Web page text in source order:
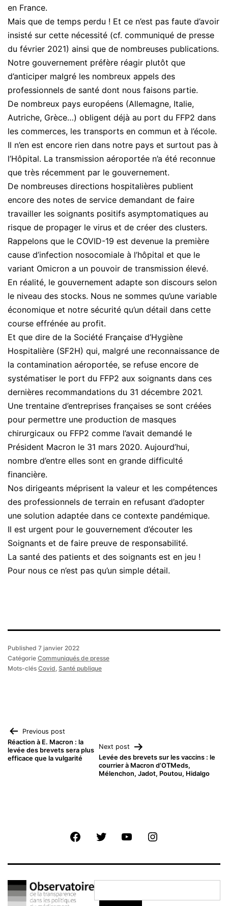
en France.
Mais que de temps perdu ! Et ce n’est pas faute d’avoir
insisté sur cette nécessité (cf. communiqué de presse
du février 2021) ainsi que de nombreuses publications.
Notre gouvernement préfère réagir plutôt que
d’anticiper malgré les nombreux appels des
professionnels de santé dont nous faisons partie.
De nombreux pays européens (Allemagne, Italie,
Autriche, Grèce…) obligent déjà au port du FFP2 dans
les commerces, les transports en commun et à l’école.
Il n’en est encore rien dans notre pays et surtout pas à
l’Hôpital. La transmission aéroportée n’a été reconnue
que très récemment par le gouvernement.
De nombreuses directions hospitalières publient
encore des notes de service demandant de faire
travailler les soignants positifs asymptomatiques au
risque de propager le virus et de créer des clusters.
Rappelons que le COVID-19 est devenue la première
cause d’infection nosocomiale à l’hôpital et que le
variant Omicron a un pouvoir de transmission élevé.
En réalité, le gouvernement adapte son discours selon
le niveau des stocks. Nous ne sommes qu’une variable
économique et notre sécurité qu’un détail dans cette
course effrénée au profit.
Et que dire de la Société Française d’Hygiène
Hospitalière (SF2H) qui, malgré une reconnaissance de
la contamination aéroportée, se refuse encore de
systématiser le port du FFP2 aux soignants dans ces
dernières recommandations du 31 décembre 2021.
Une trentaine d’entreprises françaises se sont créées
pour permettre une production de masques
chirurgicaux ou FFP2 comme l’avait demandé le
Président Macron le 31 mars 2020. Aujourd’hui,
nombre d’entre elles sont en grande difficulté
financière.
Nos dirigeants méprisent la valeur et les compétences
des professionnels de terrain en refusant d’adopter
une solution adaptée dans ce contexte pandémique.
Il est urgent pour le gouvernement d’écouter les
Soignants et de faire preuve de responsabilité.
La santé des patients et des soignants est en jeu !
Pour nous ce n’est pas qu’un simple détail.
Published 7 janvier 2022
Catégorie Communiqués de presse
Mots-clés Covid, Santé publique
Navigation
de
Previous post
Réaction à E. Macron : la
levée des brevets sera plus
efficace que la vulgarité
Next post
Levée des brevets sur les vaccins : le
courrier à Macron d’OTMeds,
Mélenchon, Jadot, Poutou, Hidalgo
FacebookTwitter Youtube